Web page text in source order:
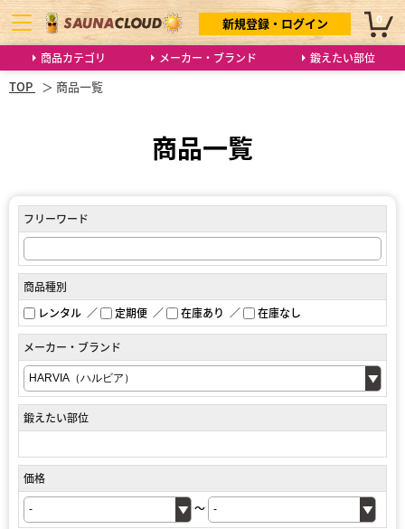
商品カテゴリ メーカー・ブランド 鍛えたい部位
新規登録・ログイン 0
TOP 商品一覧
商品一覧
フリーワード
商品種別
レンタル
定期便 在庫あり 在庫なし
メーカー・ブランド
鍛えたい部位
価格
～